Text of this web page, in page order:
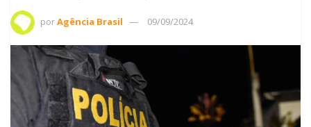
porAgência Brasil 09/09/2024